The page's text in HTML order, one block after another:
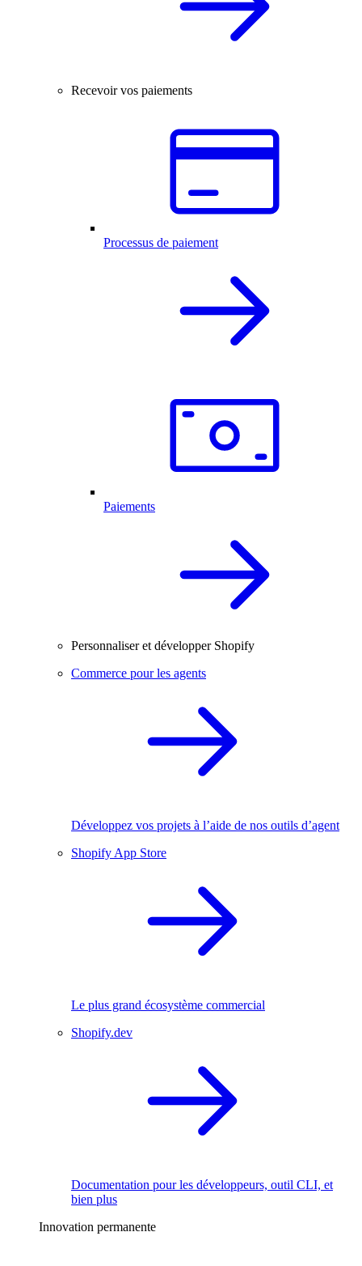
Recevoir vos paiements
Processus de paiement
Paiements
Personnaliser et développer Shopify
Commerce pour les agents
Développez vos projets à l’aide de nos outils d’agent
Shopify App Store
Le plus grand écosystème commercial
Shopify.dev
Documentation pour les développeurs, outil CLI, et
bien plus
Innovation permanente